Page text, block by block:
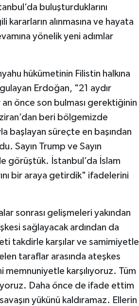
buluşturduklarını
alınmasına ve hayata
yönelik yeni adımlar
hükümetinin Filistin halkına
Erdoğan, "21 aydır
an önce son bulması gerektiğinin
beri bölgemizde
başlayan süreçte en başından
Sayın Trump ve Sayın
görüştük. İstanbul’da İslam
bir araya getirdik" ifadelerini
sonrası gelişmeleri yakından
sağlayacak ardından da
takdirle karşılar ve samimiyetle
taraflar arasında ateşkes
memnuniyetle karşılıyoruz. Tüm
Daha önce de ifade ettim
yükünü kaldıramaz. Ellerin